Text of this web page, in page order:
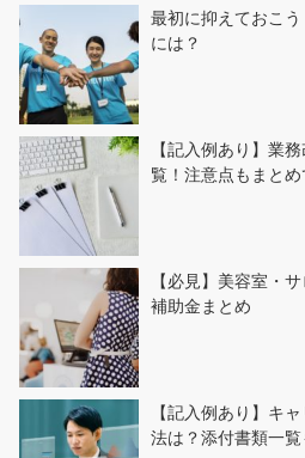
最初に抑えておこ
には？
【記入例あり】業
覧！注意点もまとめ
【必見】美容室・
補助金まとめ
【記入例あり】キ
法は？添付書類一覧